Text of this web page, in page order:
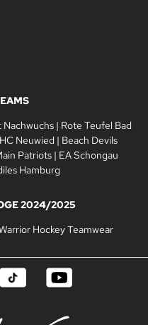
| Rote Teufel Bad
Neuwied | Beach Devils
Patriots| EA Schongau
Hamburg
2024/2025
Hockey Teamwear